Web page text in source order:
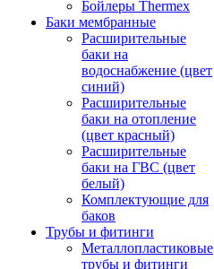
Бойлеры Thermex
Баки мембранные
Расширительные
баки на
водоснабжение (цвет
синий)
Расширительные
баки на отопление
(цвет красный)
Расширительные
баки на ГВС (цвет
белый)
Комплектующие для
баков
Трубы и фитинги
Металлопластиковые
трубы и фитинги